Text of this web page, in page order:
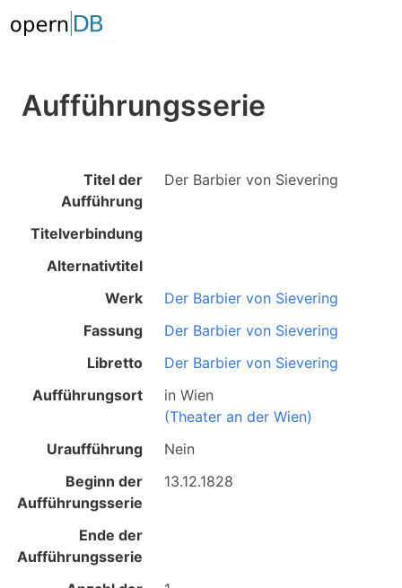
Aufführungsserie
Titel der
Aufführung
Der Barbier von Sievering
Titelverbindung
Alternativtitel
Werk
Der Barbier von Sievering
Fassung
Der Barbier von Sievering
Libretto
Der Barbier von Sievering
Aufführungsort
inWien
(Theater an der Wien)
Uraufführung
Nein
Beginn der
Aufführungsserie
13.12.1828
Ende der
Aufführungsserie